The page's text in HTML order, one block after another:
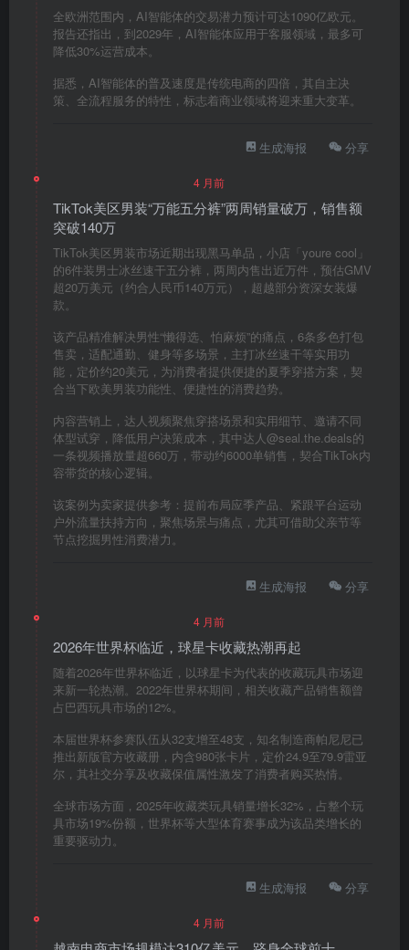
全欧洲范围内，AI智能体的交易潜力预计可达1090亿欧元。
报告还指出，到2029年，AI智能体应用于客服领域，最多可
降低30%运营成本。
据悉，AI智能体的普及速度是传统电商的四倍，其自主决
策、全流程服务的特性，标志着商业领域将迎来重大变革。
生成海报 分享
4 月前
TikTok美区男装“万能五分裤”两周销量破万，销售额
突破140万
TikTok美区男装市场近期出现黑马单品，小店「youre cool」
的6件装男士冰丝速干五分裤，两周内售出近万件，预估GMV
超20万美元（约合人民币140万元），超越部分资深女装爆
款。
该产品精准解决男性“懒得选、怕麻烦”的痛点，6条多色打包
售卖，适配通勤、健身等多场景，主打冰丝速干等实用功
能，定价约20美元，为消费者提供便捷的夏季穿搭方案，契
合当下欧美男装功能性、便捷性的消费趋势。
内容营销上，达人视频聚焦穿搭场景和实用细节、邀请不同
体型试穿，降低用户决策成本，其中达人@seal.the.deals的
一条视频播放量超660万，带动约6000单销售，契合TikTok内
容带货的核心逻辑。
该案例为卖家提供参考：提前布局应季产品、紧跟平台运动
户外流量扶持方向，聚焦场景与痛点，尤其可借助父亲节等
节点挖掘男性消费潜力。
生成海报 分享
4 月前
2026年世界杯临近，球星卡收藏热潮再起
随着2026年世界杯临近，以球星卡为代表的收藏玩具市场迎
来新一轮热潮。2022年世界杯期间，相关收藏产品销售额曾
占巴西玩具市场的12%。
本届世界杯参赛队伍从32支增至48支，知名制造商帕尼尼已
推出新版官方收藏册，内含980张卡片，定价24.9至79.9雷亚
尔，其社交分享及收藏保值属性激发了消费者购买热情。
全球市场方面，2025年收藏类玩具销量增长32%，占整个玩
具市场19%份额，世界杯等大型体育赛事成为该品类增长的
重要驱动力。
生成海报 分享
4 月前